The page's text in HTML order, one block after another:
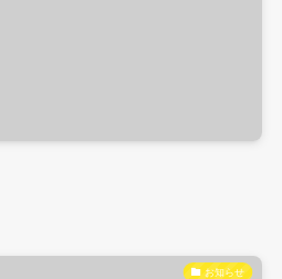
お知らせ